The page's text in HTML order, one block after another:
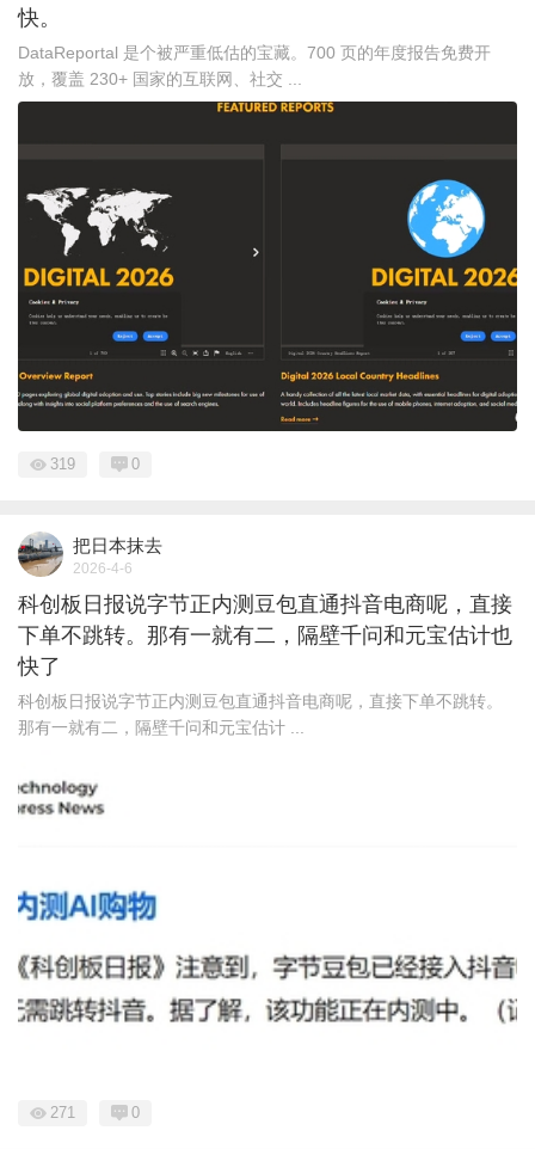
快。
DataReportal 是个被严重低估的宝藏。700 页的年度报告免费开
放，覆盖 230+ 国家的互联网、社交 ...
319 0
把日本抹去
2026-4-6
科创板日报说字节正内测豆包直通抖音电商呢，直接
下单不跳转。那有一就有二，隔壁千问和元宝估计也
快了
科创板日报说字节正内测豆包直通抖音电商呢，直接下单不跳转。
那有一就有二，隔壁千问和元宝估计 ...
271 0